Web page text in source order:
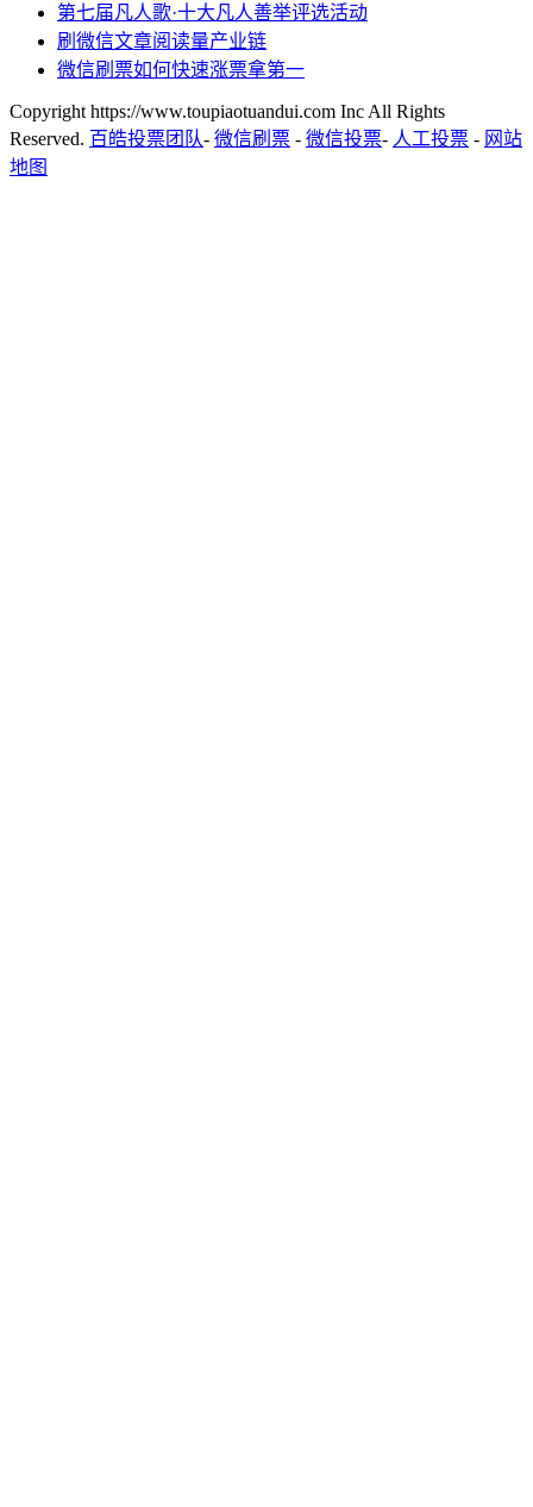
第七届凡人歌·十大凡人善举评选活动
刷微信文章阅读量产业链
微信刷票如何快速涨票拿第一
Copyright https://www.toupiaotuandui.com Inc All Rights
Reserved. 百皓投票团队- 微信刷票 - 微信投票- 人工投票 - 网站
地图